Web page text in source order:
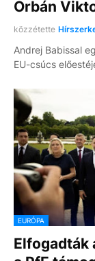
Orbán
közzétette
Andrej Babissal
EU-csúcs
EURÓPA